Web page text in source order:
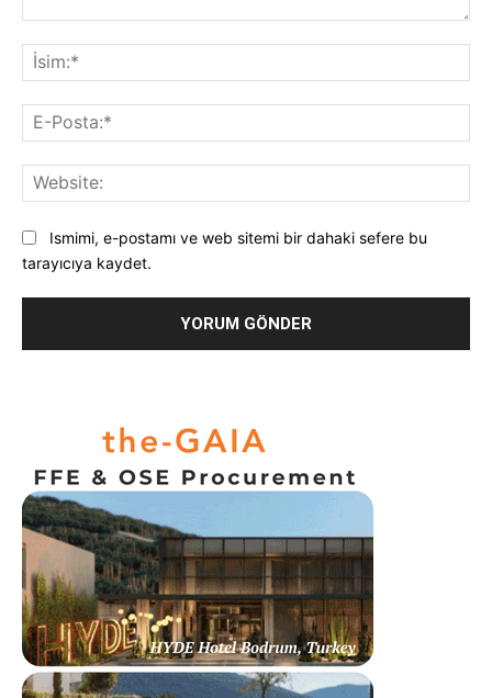
Ismimi, e-postamı ve web sitemi bir dahaki sefere bu
tarayıcıya kaydet.